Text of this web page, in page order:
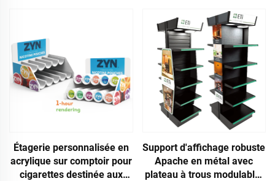
Étagerie personnalisée en
acrylique sur comptoir pour
cigarettes destinée aux
Support d'affichage robuste
Apache en métal avec
plateau à trous modulable,